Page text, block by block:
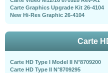
Carte Graphics Upgrade Kit 26-4104
New Hi-Res Graphic 26-4104
Carte
Carte HD Type I Model II N°8709200
Carte HD Type II N°8709295